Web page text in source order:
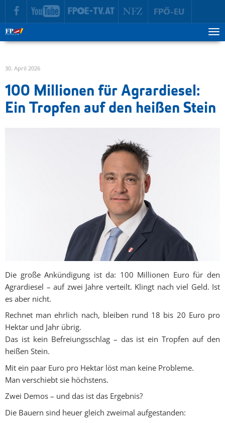
zur Hauptnavigation springen
zum Inhalt springen
30. April 2026
100 Millionen für Agrardiesel:
Ein Tropfen auf den heißen Stein
Die große Ankündigung ist da: 100 Millionen Euro für den
Agrardiesel – auf zwei Jahre verteilt. Klingt nach viel Geld. Ist
es aber nicht.
Rechnet man ehrlich nach, bleiben rund 18 bis 20 Euro pro
Hektar und Jahr übrig.
Das ist kein Befreiungsschlag – das ist ein Tropfen auf den
heißen Stein.
Mit ein paar Euro pro Hektar löst man keine Probleme.
Man verschiebt sie höchstens.
Zwei Demos – und das ist das Ergebnis?
Die Bauern sind heuer gleich zweimal aufgestanden: